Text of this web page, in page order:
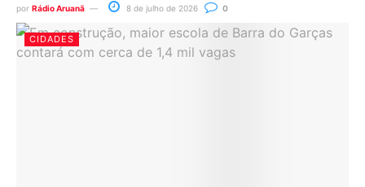
por Rádio Aruanã 8 de julho de 2026 0
CIDADES